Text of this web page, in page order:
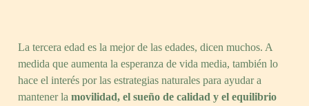
La tercera edad es la mejor de las edades, dicen muchos. A
medida que aumenta la esperanza de vida media, también lo
hace el interés por las estrategias naturales para ayudar a
mantener lamovilidad, el sueño de calidad y el equilibrio